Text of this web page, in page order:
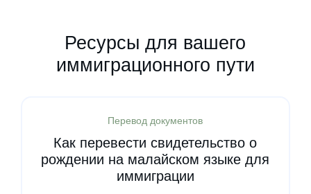
Ресурсы для вашего
иммиграционного пути
Перевод документов
Как перевести свидетельство о
рождении на малайском языке для
иммиграции